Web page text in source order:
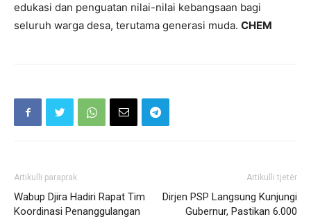
edukasi dan penguatan nilai-nilai kebangsaan bagi
seluruh warga desa, terutama generasi muda. CHEM
Artikulli paraprak
Wabup Djira Hadiri Rapat Tim
Koordinasi Penanggulangan
Artikulli tjetër
Dirjen PSP Langsung Kunjungi
Gubernur, Pastikan 6.000